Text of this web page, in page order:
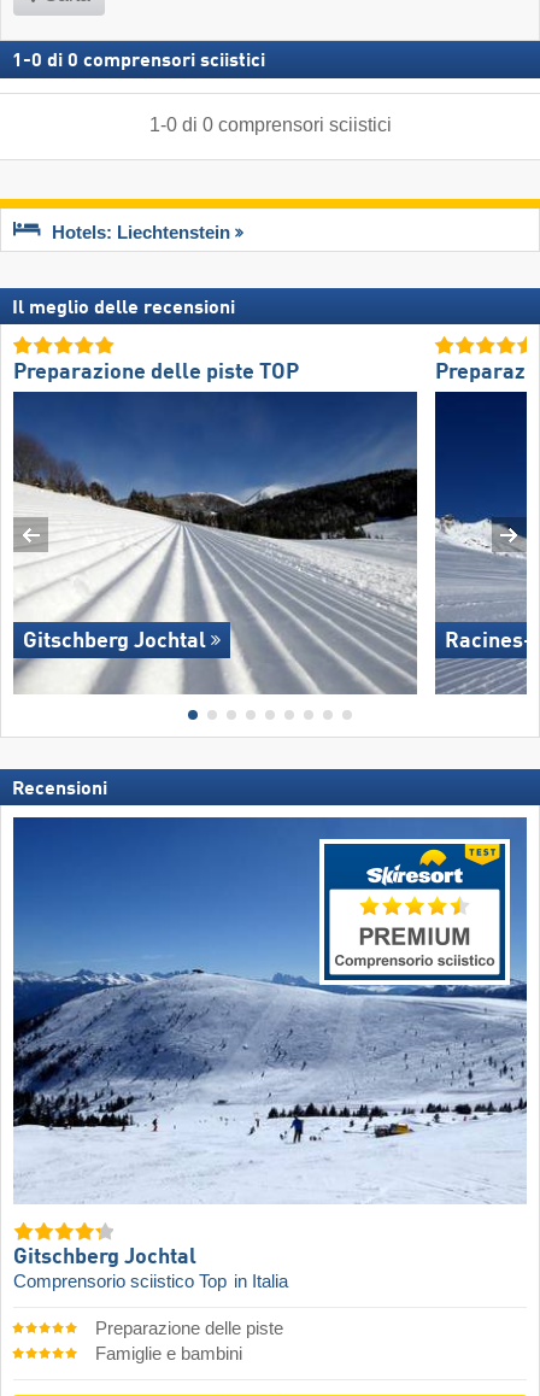
1 -0 di 0 comprensori sciistici
1-0di 0 comprensori sciistici
Hotels: Liechtenstein
Il meglio delle recensioni
Preparazione delle piste TOP
Gitschberg Jochtal Racines-
Recensioni
Gitschberg Jochtal
Comprensorio sciistico Top in Italia
Preparazione delle piste
Famiglie e bambini